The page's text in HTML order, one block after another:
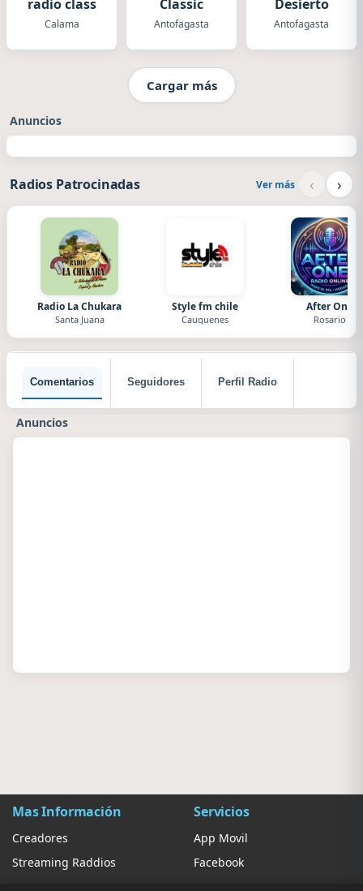
radio class
Calama
Classic
Antofagasta
Desierto
Antofagasta
Cargar más
Anuncios
Radios Patrocinadas Ver más ‹ ›
Radio La Chukara
Santa Juana
Style fm chile
Cauquenes
After One
Rosario
Comentarios Seguidores Perfil Radio
Anuncios
Mas Información
Creadores
Streaming Raddios
Servicios
App Movil
Facebook